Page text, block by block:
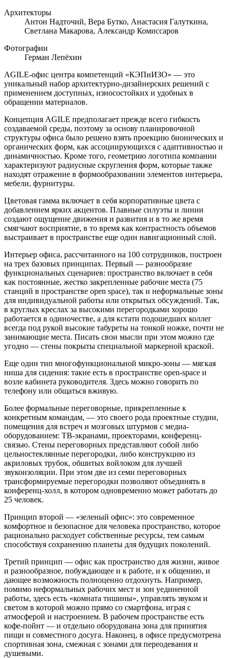
Архитекторы
Антон Надточий, Вера Бутко, Анастасия Галуткина,
Светлана Макарова, Александр Комиссаров
Фотографии
Герман Лепёхин
AGILE-офис центра компетенций «КЭПиИЗО» — это
уникальный набор архитектурно-дизайнерских решений с
применением доступных, износостойких и удобных в
обращении материалов.
Концепция AGILE предполагает прежде всего гибкость
создаваемой среды, поэтому за основу планировочной
структуры офиса было решено взять проекцию бионических и
органических форм, как ассоциирующихся с адаптивностью и
динамичностью. Кроме того, геометрию логотипа компании
характеризуют радиусные скругления форм, которые также
находят отражение в формообразовании элементов интерьера,
мебели, фурнитуры.
Цветовая гамма включает в себя корпоративные цвета с
добавлением ярких акцентов. Плавные силуэты и линии
создают ощущение движения и развития и в то же время
смягчают восприятие, в то время как контрастность объемов
выстраивает в пространстве еще один навигационный слой.
Интерьер офиса, рассчитанного на 100 сотрудников, построен
на трех базовых принципах. Первый — разнообразие
функциональных сценариев: пространство включает в себя
как постоянные, жестко закрепленные рабочие места (75
станций в пространстве open space), так и неформальные зоны
для индивидуальной работы или открытых обсуждений. Так,
в круглых креслах за высокими перегородками хорошо
работается в одиночестве, а для кстати подошедших коллег
всегда под рукой высокие табуреты на тонкой ножке, почти не
занимающие места. Писать свои мысли при этом можно где
угодно — стены покрыты специальной маркерной краской.
Еще один тип многофункциональной микро-зоны — мягкая
ниша для сидения: такие есть в пространстве open-space и
возле кабинета руководителя. Здесь можно говорить по
телефону или общаться вживую.
Более формальные переговорные, прикрепленные к
конкретным командам, — это своего рода проектные студии,
помещения для встреч и мозговых штурмов с медиа-
оборудованием: ТВ-экранами, проекторами, конференц-
связью. Стены переговорных представляют собой либо
цельностеклянные перегородки, либо конструкцию из
акриловых трубок, обшитых войлоком для лучшей
звукоизоляции. При этом две из семи переговорных
трансформируемые перегородки позволяют объединять в
конференц-холл, в котором одновременно может работать до
25 человек.
Принцип второй — «зеленый офис»: это современное
комфортное и безопасное для человека пространство, которое
рационально расходует собственные ресурсы, тем самым
способствуя сохранению планеты для будущих поколений.
Третий принцип — офис как пространство для жизни, живое
и разнообразное, побуждающее и к работе, и к общению, и
дающее возможность полноценно отдохнуть. Например,
помимо неформальных рабочих мест и зон уединенной
работы, здесь есть «комната тишины», управлять звуком и
светом в которой можно прямо со смартфона, играя с
атмосферой и настроением. В рабочем пространстве есть
кофе-пойнт — и отдельно оборудована зона для принятия
пищи и совместного досуга. Наконец, в офисе предусмотрена
спортивная зона, смежная с зонами для переодевания и
душевыми.